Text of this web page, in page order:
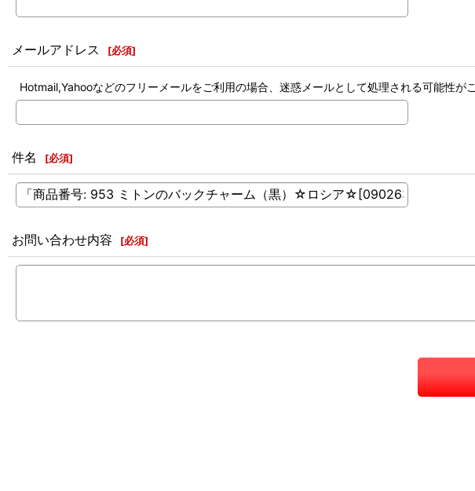
メールアドレス [必須]
Hotmail,Yahooなどのフリーメールをご利用の場合、迷惑メールとして処理される可能性が
件名 [必須]
お問い合わせ内容 [必須]